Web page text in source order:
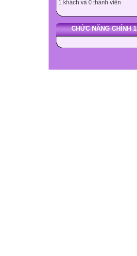
1 khách và 0 thành viên
CHỨC NĂNG CHÍNH 1